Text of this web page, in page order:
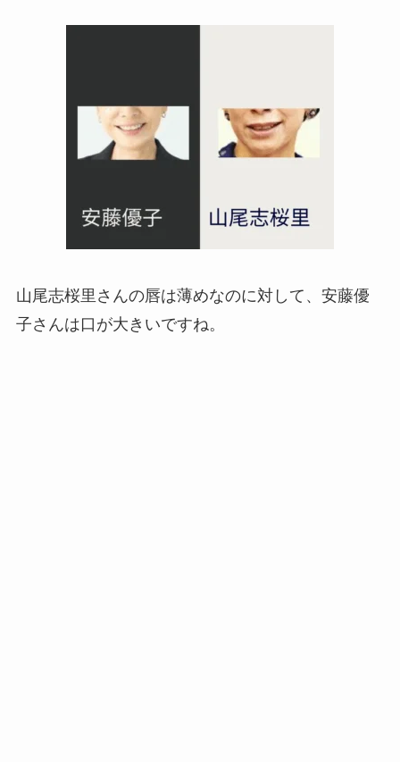
山尾志桜里さんの唇は薄めなのに対して、安藤優
子さんは口が大きいですね。